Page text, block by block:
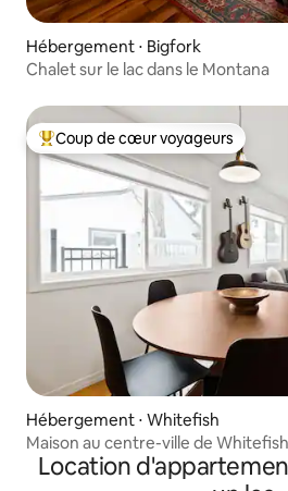
Hébergement ⋅ Bigfork
Chalet sur le lac dans le Montana
Coups de cœur voyageurs les plus
Coup de cœur voyageurs
Hébergement ⋅ Whitefish
Maison au centre-ville de
cour
Location